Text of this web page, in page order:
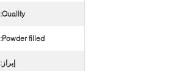
Quality:
Powder filled:
إبراز: